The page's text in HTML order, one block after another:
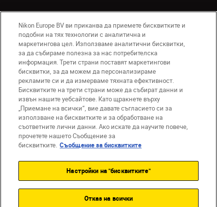
BG Nikon Sites
Връзка с нас
Съобщение за поверителност
Условия за използване
Съобщение за бисквитки
Настройки за бисквитките
© 2026 Nikon
Back to top
Nikon Europe BV ви приканва да приемете бисквитките и
подобни на тях технологии с аналитична и
маркетингова цел. Използваме аналитични бисквитки,
за да събираме полезна за нас потребителска
информация. Трети страни поставят маркетингови
бисквитки, за да можем да персонализираме
рекламите си и да измерваме тяхната ефективност.
Бисквитките на трети страни може да събират данни и
извън нашите уебсайтове. Като щракнете върху
„Приемане на всички“, вие давате съгласието си за
използване на бисквитките и за обработване на
съответните лични данни. Ако искате да научите повече,
прочетете нашето Съобщение за
бисквитките. Съобщение за бисквитките
Настройки на "бисквитките"
Отказ на всички